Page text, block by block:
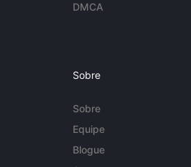
DMCA
Sobre
Sobre
Equipe
Blogue